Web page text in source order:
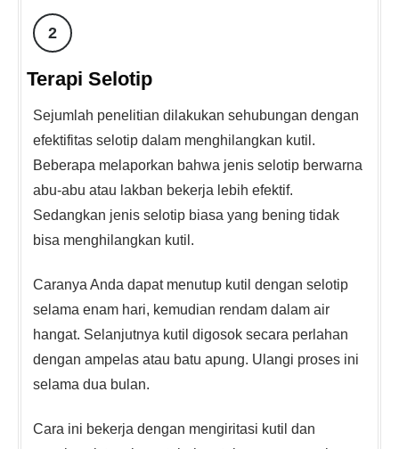
2
Terapi Selotip
Sejumlah penelitian dilakukan sehubungan dengan
efektifitas selotip dalam menghilangkan kutil.
Beberapa melaporkan bahwa jenis selotip berwarna
abu-abu atau lakban bekerja lebih efektif.
Sedangkan jenis selotip biasa yang bening tidak
bisa menghilangkan kutil.
Caranya Anda dapat menutup kutil dengan selotip
selama enam hari, kemudian rendam dalam air
hangat. Selanjutnya kutil digosok secara perlahan
dengan ampelas atau batu apung. Ulangi proses ini
selama dua bulan.
Cara ini bekerja dengan mengiritasi kutil dan